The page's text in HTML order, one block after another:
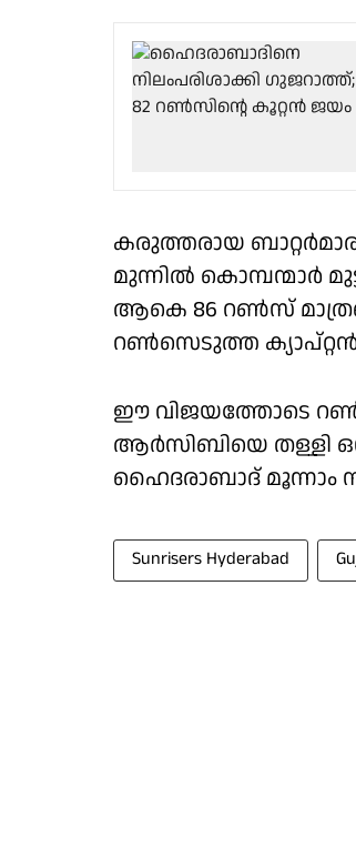
കരുത്തരായ
മുന്നിൽ കൊമ്പന്മാർ
ആകെ 86 റൺസ്
റൺസെടുത്ത
ഈ വിജയത്തോടെ
ആർസിബിയെ തള്ളി
ഹൈദരാബാദ് മൂന്നാം
Sunrisers Hyderabad